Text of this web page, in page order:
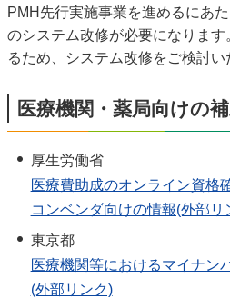
PMH先行実施事業を進めるにあ
のシステム改修が必要になりま
るため、システム改修をご検討い
医療機関・薬局向けの
厚生労働省
医療費助成のオンライン資格
コンベンダ向けの情報(外部リ
東京都
医療機関等におけるマイナン
(外部リンク)